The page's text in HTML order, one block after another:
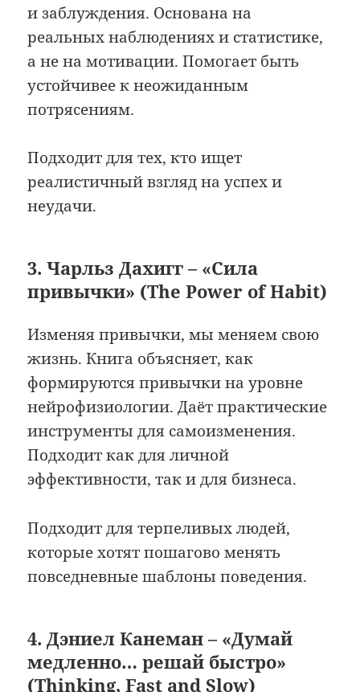
и заблуждения. Основана на
реальных наблюдениях и статистике,
а не на мотивации. Помогает быть
устойчивее к неожиданным
потрясениям.
Подходит для тех, кто ищет
реалистичный взгляд на успех и
неудачи.
3. Чарльз Дахигг – «Сила
привычки» (The Power of Habit)
Изменяя привычки, мы меняем свою
жизнь. Книга объясняет, как
формируются привычки на уровне
нейрофизиологии. Даёт практические
инструменты для самоизменения.
Подходит как для личной
эффективности, так и для бизнеса.
Подходит для терпеливых людей,
которые хотят пошагово менять
повседневные шаблоны поведения.
4. Дэниел Канеман – «Думай
медленно… решай быстро»
(Thinking, Fast and Slow)